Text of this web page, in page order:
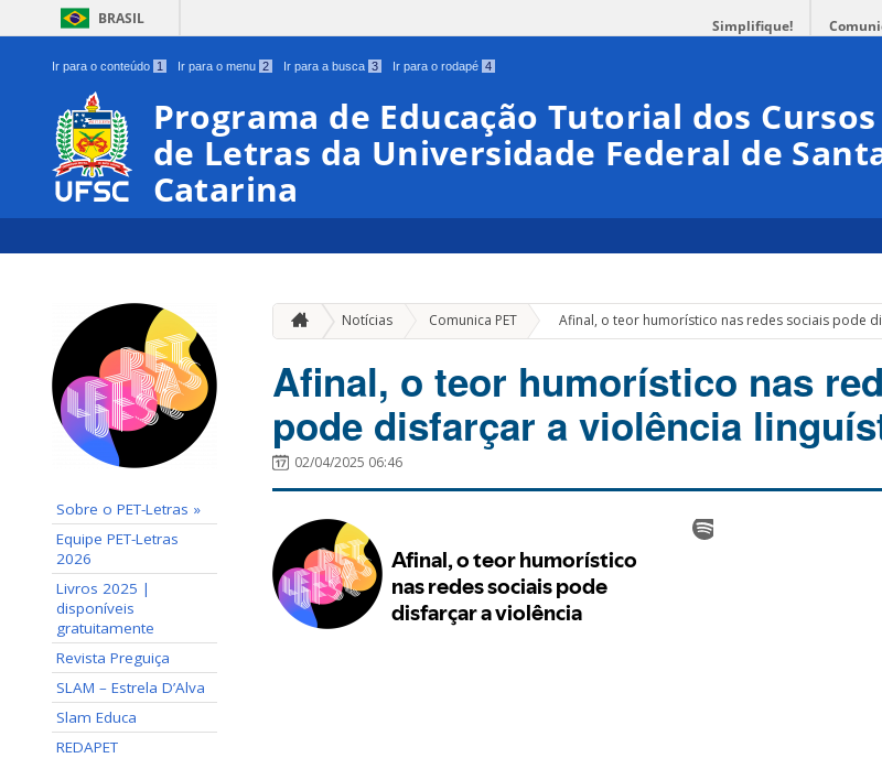
BRASIL Simplifique!
Ir para o conteúdo 1 Ir para o menu 2 Ir para a busca 3 Ir para o rodapé 4
Programa de Educação Tutorial dos Cursos
de Letras da Universidade Federal de
Catarina
Sobre o PET-Letras »
Equipe PET-Letras
2026
Livros 2025 |
disponíveis
gratuitamente
Revista Preguiça
SLAM – Estrela D’Alva
Slam Educa
REDAPET
Notícias Comunica PET » Afinal, o teor humorístico nas redes sociais pode
Afinal, o teor humorístico nas
pode disfarçar a violência
02/04/2025 06:46
Bolsista PET-